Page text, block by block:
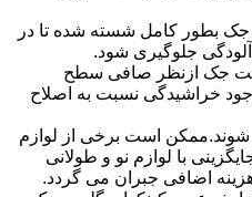
جک بطور کامل شسته شده تا در
آلودگی جلوگیری شود.
جک ازنظر صافی سطح
خراشیدگی نسبت به اصلاح
شوند.ممکن است برخی از لوازم
با لوازم نو و طولانی
اضافی جبران می گردد.